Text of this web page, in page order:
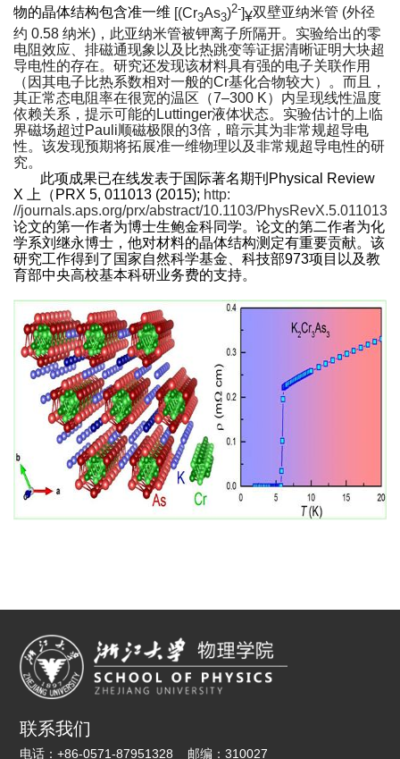
物的晶体结构包含准一维 [(Cr3As3)2-]¥双壁亚纳米管 (外径
约 0.58 纳米) ，此亚纳米管被钾离子所隔开。实验给出的零
电阻效应、排磁通现象以及比热跳变等证据清晰证明大块超
导电性的存在。研究还发现该材料具有强的电子关联作用
（因其电子比热系数相对一般的Cr基化合物较大）。而且，
其正常态电阻率在很宽的温区（7–300 K）内呈现线性温度
依赖关系，提示可能的 Luttinger液体状态。实验估计的上临
界磁场超过Pauli顺磁极限的3倍，暗示其为非常规超导电
性。该发现预期将拓展准一维物理以及非常规超导电性的研
究。
此项成果已在线发表于国际著名期刊 Physical Review
X
上（ PRX 5, 011013 (2015); http:
//journals.aps.org/prx/abstract/10.1103/PhysRevX.5.011013
论文的第一作者为博士生鲍金科同学。论文的第二作者为化
学系刘继永博士，他对材料的晶体结构测定有重要贡献。 该
研究工作得到了国家自然科学基金、科技部973项目以及教
育部中央高校基本科研业务费的支持。
联系我们
电话：+86-0571-87951328 邮编：310027